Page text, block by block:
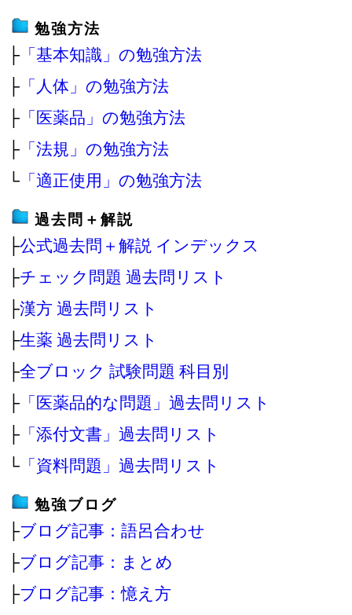
勉強方法
├ 「基本知識」の勉強方法
├ 「人体」の勉強方法
├ 「医薬品」の勉強方法
├ 「法規」の勉強方法
└ 「適正使用」の勉強方法
過去問＋解説
├公式過去問＋解説 インデックス
├チェック問題 過去問リスト
├漢方 過去問リスト
├生薬 過去問リスト
├全ブロック 試験問題 科目別
├ 「医薬品的な問題」過去問リスト
├ 「添付文書」過去問リスト
└ 「資料問題」過去問リスト
勉強ブログ
├ブログ記事：語呂合わせ
├ブログ記事：まとめ
├ブログ記事：憶え方